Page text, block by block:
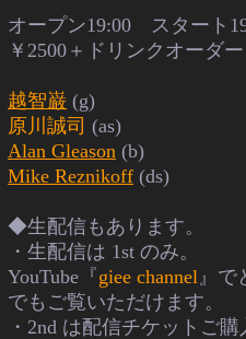
オープン19:00 スタート
￥2500＋ドリンクオーダー
越智巌 (g)
原川誠司 (as)
Alan Gleason (b)
Mike Reznikoff (ds)
◆生配信もあります。
・生配信は 1st のみ。
YouTube『giee channel』で
でもご覧いただけます。
・2nd は配信チケットご